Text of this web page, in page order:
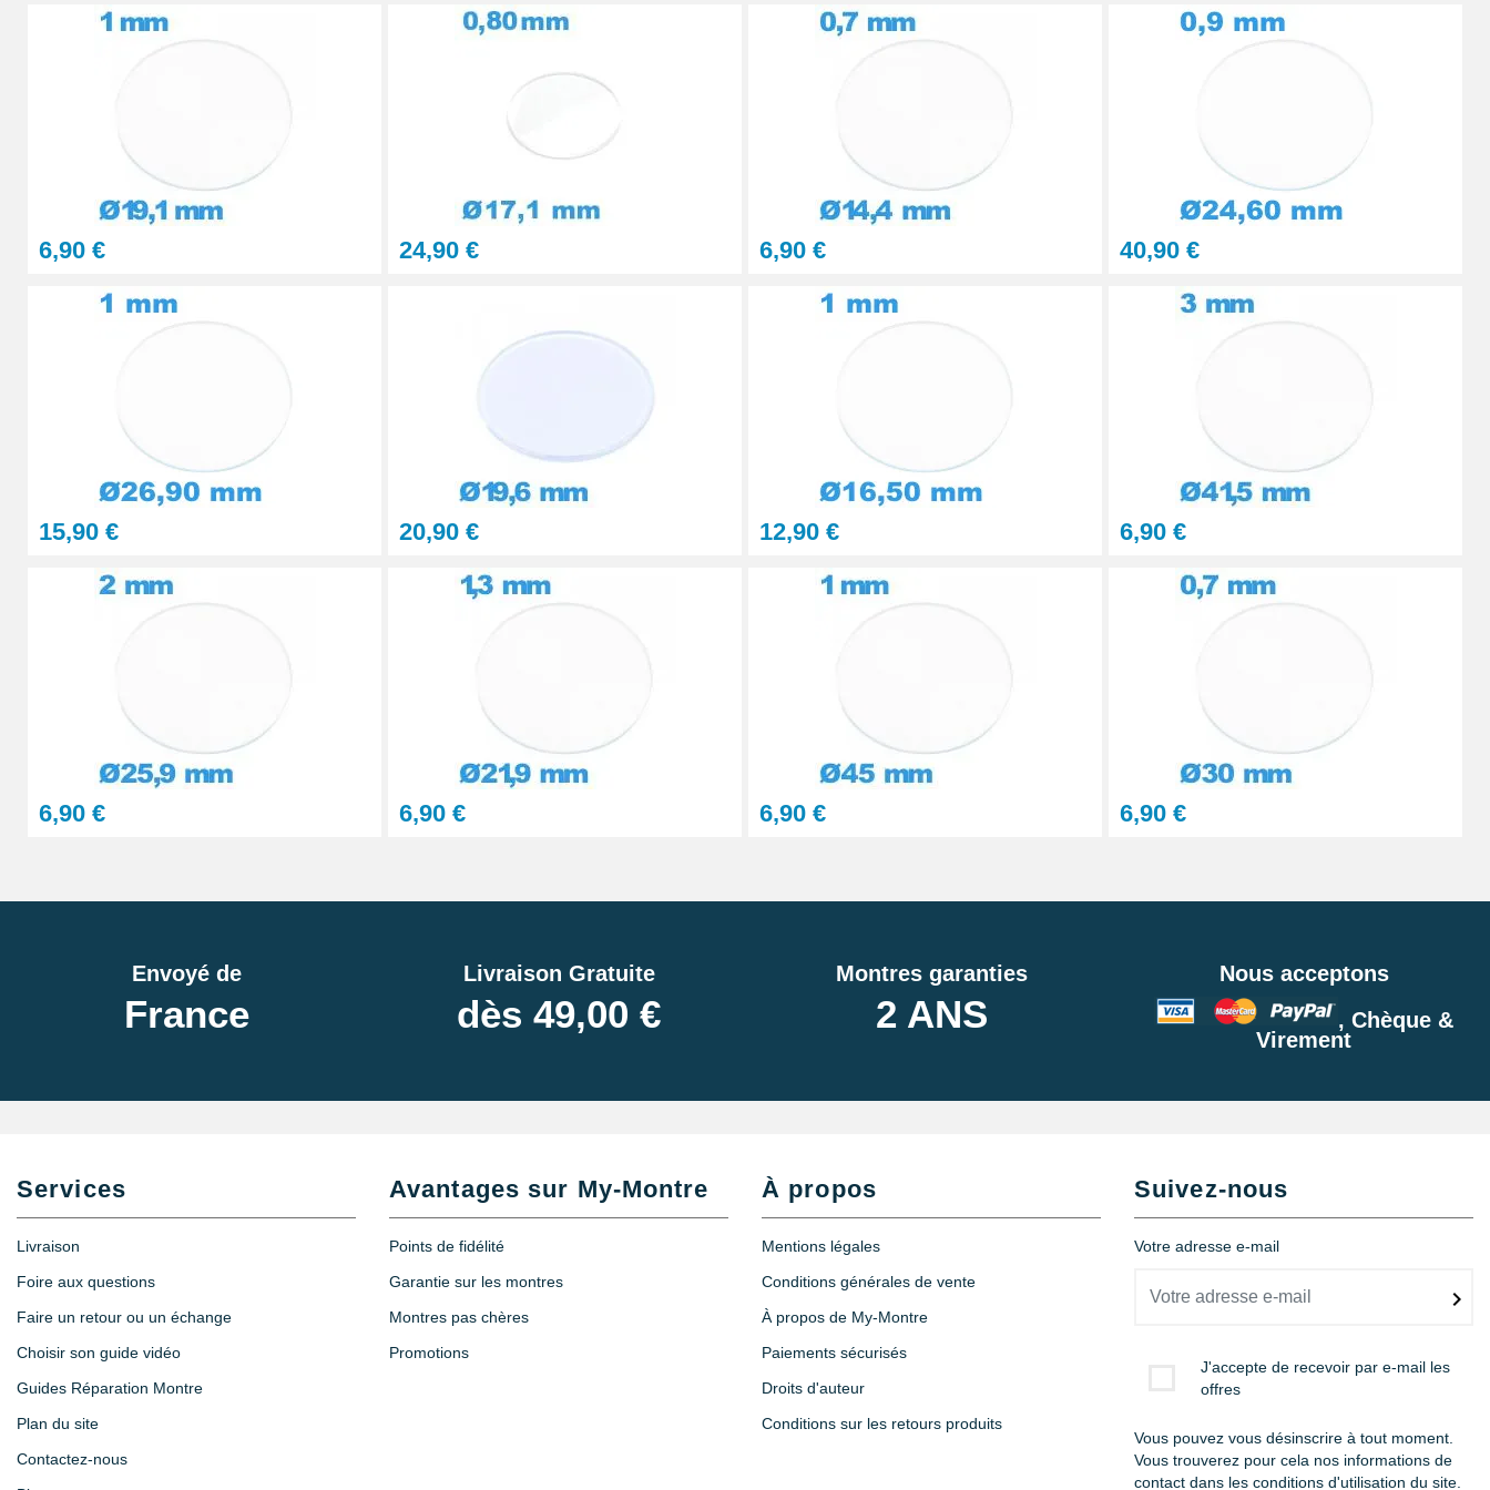
STOCK
29,90 €
Presse Boitier Montre Verre
60,90 €
Ajouter au panier
Pince pour Changer un Verre de Montre
6,90 € 24,90 € 6,90 € 40,90 €
15,90 € 20,90 € 12,90 € 6,90 €
6,90 € 6,90 € 6,90 € 6,90 €
Envoyé de
France
Livraison Gratuite
dès 49,00 €
Montres garanties
2 ANS
Nous acceptons
, Chèque &
Virement
Services
Livraison
Foire aux questions
Faire un retour ou un échange
Choisir son guide vidéo
Guides Réparation Montre
Plan du site
Contactez-nous
Avantages sur My-Montre
Points de fidélité
Garantie sur les montres
Montres pas chères
Promotions
À propos
Mentions légales
Conditions générales de vente
À propos de My-Montre
Paiements sécurisés
Droits d'auteur
Conditions sur les retours produits
Suivez-nous
Votre adresse e-mail
J'accepte de recevoir par e-mail les
offres
Vous pouvez vous désinscrire à tout moment.
Vous trouverez pour cela nos informations de
contact dans les conditions d'utilisation du site.